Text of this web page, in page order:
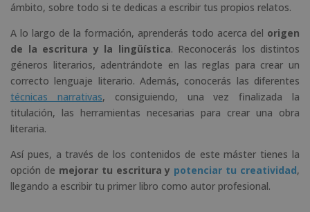
ámbito, sobre todo si te dedicas a escribir tus propios relatos.
A lo largo de la formación, aprenderás todo acerca del origen
de la escritura y la lingüística. Reconocerás los distintos
géneros literarios, adentrándote en las reglas para crear un
correcto lenguaje literario. Además, conocerás las diferentes
técnicas narrativas, consiguiendo, una vez finalizada la
titulación, las herramientas necesarias para crear una obra
literaria.
Así pues, a través de los contenidos de este máster tienes la
opción de mejorar tu escritura y potenciar tu creatividad,
llegando a escribir tu primer libro como autor profesional.